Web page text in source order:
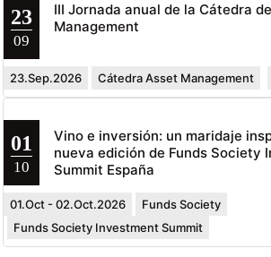
23
09
III Jornada anual de la Cátedra
Management
23.Sep.2026 Cátedra Asset Management
01
10
Vino e inversión: un maridaje
nueva edición de Funds Society
Summit España
01.Oct - 02.Oct.2026
Funds Society
Funds Society Investment Summit